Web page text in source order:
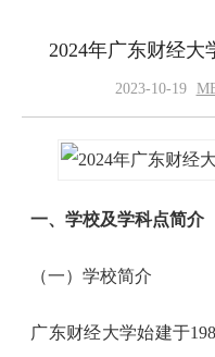
2024年广东财经大
2023-10-19
一、学校及学科点简介
（一）学校简介
广东财经大学始建于